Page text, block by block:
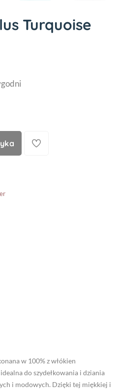
Turquoise
w 100% z włókien
do szydełkowania i dziania
i modowych. Dzięki tej miękkiej i